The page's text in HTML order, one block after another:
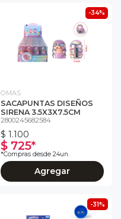
-34%
OMAS
SACAPUNTAS DISEÑOS
SIRENA 3.5X3X7.5CM
2800245682584
$ 1.100
$ 725*
*Compras desde 24un.
Agregar
-31%